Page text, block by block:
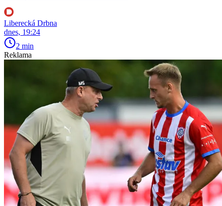
Liberecká Drbna
dnes, 19:24
2 min
Reklama